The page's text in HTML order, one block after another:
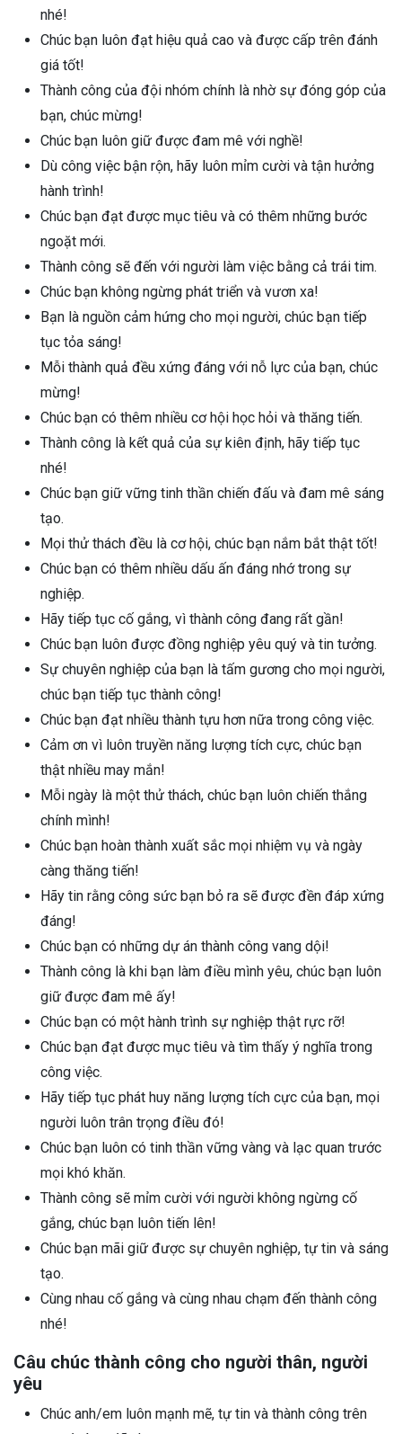
nhé!
Chúc bạn luôn đạt hiệu quả cao và được cấp trên đánh
giá tốt!
Thành công của đội nhóm chính là nhờ sự đóng góp của
bạn, chúc mừng!
Chúc bạn luôn giữ được đam mê với nghề!
Dù công việc bận rộn, hãy luôn mỉm cười và tận hưởng
hành trình!
Chúc bạn đạt được mục tiêu và có thêm những bước
ngoặt mới.
Thành công sẽ đến với người làm việc bằng cả trái tim.
Chúc bạn không ngừng phát triển và vươn xa!
Bạn là nguồn cảm hứng cho mọi người, chúc bạn tiếp
tục tỏa sáng!
Mỗi thành quả đều xứng đáng với nỗ lực của bạn, chúc
mừng!
Chúc bạn có thêm nhiều cơ hội học hỏi và thăng tiến.
Thành công là kết quả của sự kiên định, hãy tiếp tục
nhé!
Chúc bạn giữ vững tinh thần chiến đấu và đam mê sáng
tạo.
Mọi thử thách đều là cơ hội, chúc bạn nắm bắt thật tốt!
Chúc bạn có thêm nhiều dấu ấn đáng nhớ trong sự
nghiệp.
Hãy tiếp tục cố gắng, vì thành công đang rất gần!
Chúc bạn luôn được đồng nghiệp yêu quý và tin tưởng.
Sự chuyên nghiệp của bạn là tấm gương cho mọi người,
chúc bạn tiếp tục thành công!
Chúc bạn đạt nhiều thành tựu hơn nữa trong công việc.
Cảm ơn vì luôn truyền năng lượng tích cực, chúc bạn
thật nhiều may mắn!
Mỗi ngày là một thử thách, chúc bạn luôn chiến thắng
chính mình!
Chúc bạn hoàn thành xuất sắc mọi nhiệm vụ và ngày
càng thăng tiến!
Hãy tin rằng công sức bạn bỏ ra sẽ được đền đáp xứng
đáng!
Chúc bạn có những dự án thành công vang dội!
Thành công là khi bạn làm điều mình yêu, chúc bạn luôn
giữ được đam mê ấy!
Chúc bạn có một hành trình sự nghiệp thật rực rỡ!
Chúc bạn đạt được mục tiêu và tìm thấy ý nghĩa trong
công việc.
Hãy tiếp tục phát huy năng lượng tích cực của bạn, mọi
người luôn trân trọng điều đó!
Chúc bạn luôn có tinh thần vững vàng và lạc quan trước
mọi khó khăn.
Thành công sẽ mỉm cười với người không ngừng cố
gắng, chúc bạn luôn tiến lên!
Chúc bạn mãi giữ được sự chuyên nghiệp, tự tin và sáng
tạo.
Cùng nhau cố gắng và cùng nhau chạm đến thành công
nhé!
Câu chúc thành công cho người thân, người
yêu
Chúc anh/em luôn mạnh mẽ, tự tin và thành công trên